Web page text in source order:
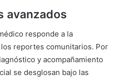
avanzados
responde a la
reportes comunitarios. Por
y acompañamiento
se desglosan bajo las